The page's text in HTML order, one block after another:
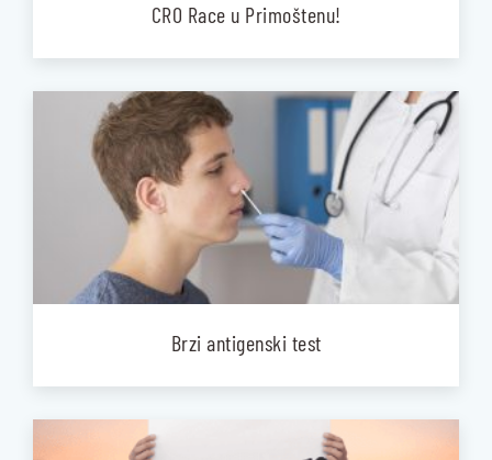
CRO Race u Primoštenu!
Brzi antigenski test